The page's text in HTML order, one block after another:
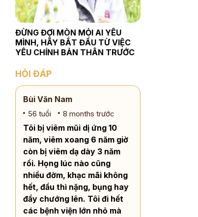
ĐỪNG ĐỢI MÒN MỎI AI YÊU
MÌNH, HÃY BẮT ĐẦU TỪ VIỆC
YÊU CHÍNH BẢN THÂN TRƯỚC
HỎI ĐÁP
Bùi Văn Nam
56 tuổi 8 months trước
Tôi bị viêm mũi dị ứng 10
năm, viêm xoang 6 năm giờ
còn bị viêm dạ dày 3 năm
rồi. Họng lúc nào cũng
nhiều đờm, khạc mãi không
hết, đầu thì nặng, bụng hay
đầy chướng lên. Tôi đi hết
các bệnh viện lớn nhỏ mà